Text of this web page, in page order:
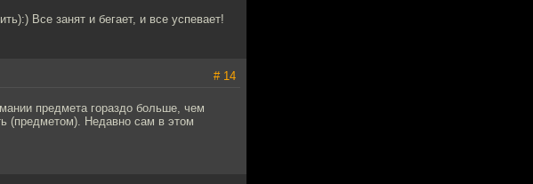
Все занят и бегает, и все успевает!
# 14
предмета гораздо больше, чем
(предметом). Недавно сам в этом